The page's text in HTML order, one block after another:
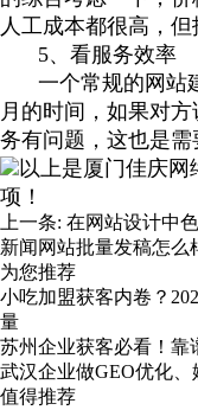
人工成本都很高，但
5、看服务效率
一个常规的网站
月的时间，如果对
务有问题，这也是需
以上是厦门佳庆
项！
上一条: 在网站设计中
新闻网站批量发稿怎么
为您推荐
小吃加盟获客内卷？
量
苏州企业获客必看！靠
武汉企业做GEO优化
值得推荐